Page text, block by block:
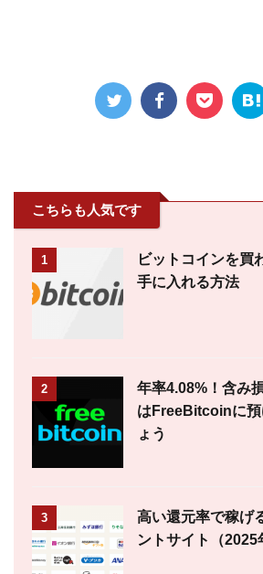
こちらも人気です
1
ビットコインを買
手に入れる方法
2
年率4.08%！含み
はFreeBitcoinに預
ょう
3
高い還元率で稼げ
ントサイト（2025